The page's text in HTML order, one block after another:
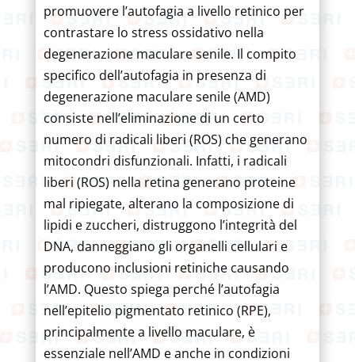
promuovere l’autofagia a livello retinico per
contrastare lo stress ossidativo nella
degenerazione maculare senile. Il compito
specifico dell’autofagia in presenza di
degenerazione maculare senile (AMD)
consiste nell’eliminazione di un certo
numero di radicali liberi (ROS) che generano
mitocondri disfunzionali. Infatti, i radicali
liberi (ROS) nella retina generano proteine
mal ripiegate, alterano la composizione di
lipidi e zuccheri, distruggono l’integrità del
DNA, danneggiano gli organelli cellulari e
producono inclusioni retiniche causando
l’AMD. Questo spiega perché l’autofagia
nell’epitelio pigmentato retinico (RPE),
principalmente a livello maculare, è
essenziale nell’AMD e anche in condizioni